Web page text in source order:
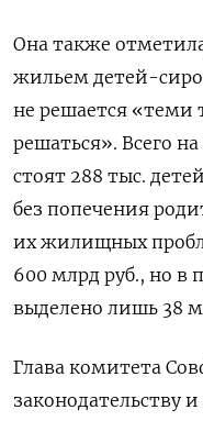
Она также
жильем детей-
не решается
решаться». Всего
стоят 288 тыс.
без попечения
их жилищных
600 млрд руб., но в
выделено лишь 38
Глава комитета
законодательству